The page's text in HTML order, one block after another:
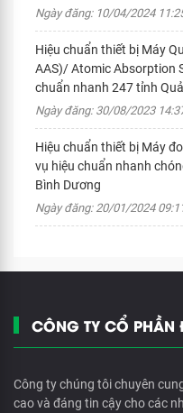
Ngày đăng: 10/04/2024
Hiệu chuẩn thiết bị Máy
AAS)/ Atomic Absorption
chuẩn nhanh 247 tỉnh
Ngày đăng: 30/08/2023
Hiệu chuẩn thiết bị Máy
vụ hiệu chuẩn nhanh
Bình Dương
Ngày đăng: 20/01/2024
CÔNG TY CỔ PHẦN
Công ty chúng tôi chuyên
cao và đáng tin cậy cho các